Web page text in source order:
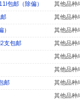
包邮（除偏）
其他品种
其他品种
其他品种
支包邮
其他品种
其他品种
其他品种
邮
其他品种
其他品种